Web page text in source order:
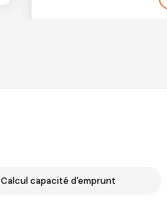
Calcul capacité d'emprunt